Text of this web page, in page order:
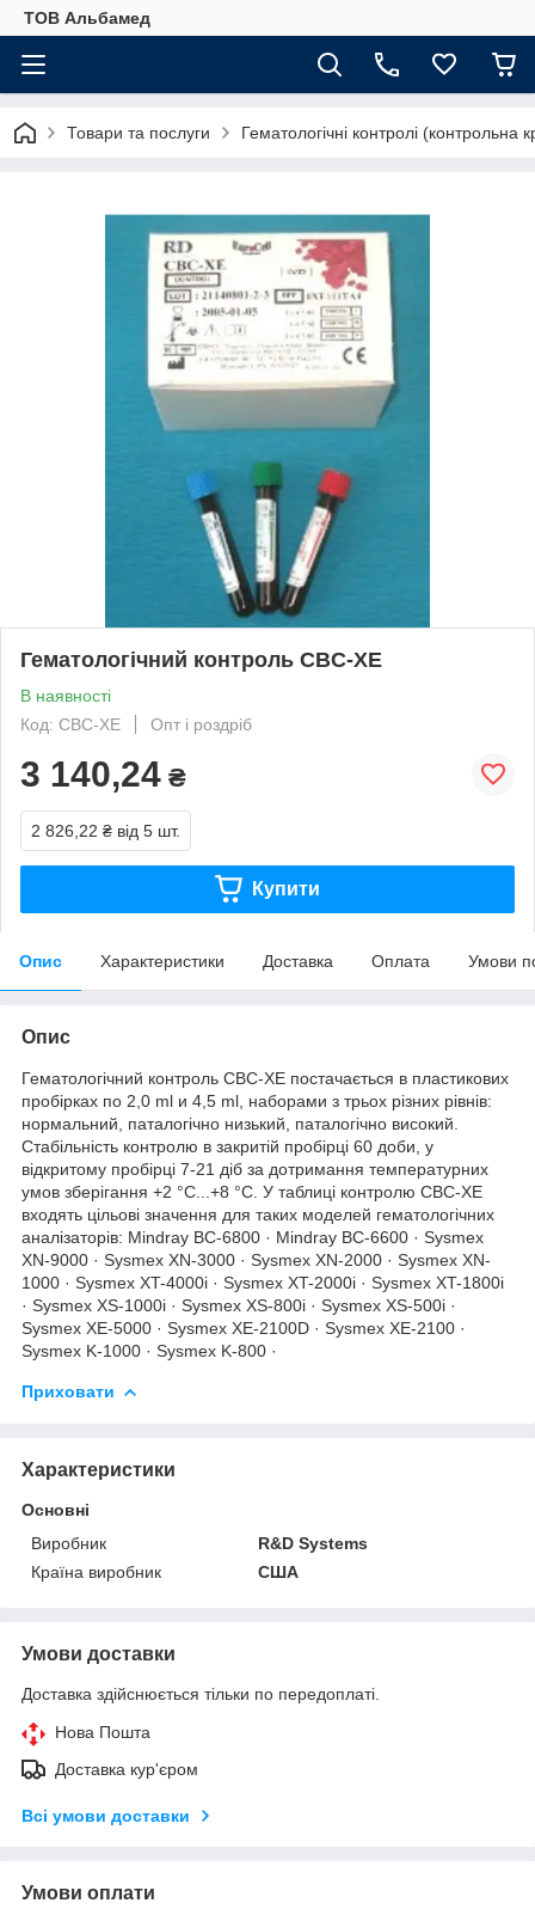
ТОВ Альбамед
Товари та послуги Гематологічні контролі
Гематологічний контроль CBC-XE
В наявності
Код: CBC-XE
Опт і роздріб
3 140,24 ₴
2 826,22 ₴ від 5 шт.
Купити
Опис Характеристики Доставка Оплата Умови
Опис
Гематологічний контроль CBC-XE постачається в пластикових
пробірках по 2,0 ml и 4,5 ml, наборами з трьох різних рівнів:
нормальний, паталогічно низький, паталогічно високий.
Стабільність контролю в закритій пробірці 60 доби, у
відкритому пробірці 7-21 діб за дотримання температурних
умов зберігання +2 °C...+8 °C. У таблиці контролю CBC-XE
входять цільові значення для таких моделей гематологічних
аналізаторів: Mindray BC-6800 · Mindray BC-6600 · Sysmex
XN-9000 · Sysmex XN-3000 · Sysmex XN-2000 · Sysmex XN-
1000 · Sysmex XT-4000i · Sysmex XT-2000i · Sysmex XT-1800i
· Sysmex XS-1000i · Sysmex XS-800i · Sysmex XS-500i ·
Sysmex XE-5000 · Sysmex XE-2100D · Sysmex XE-2100 ·
Sysmex K-1000 · Sysmex K-800 ·
Приховати
Характеристики
Основні
Виробник
R&D Systems
Країна виробник
США
Умови доставки
Доставка здійснюється тільки по передоплаті.
Нова Пошта
Доставка кур'єром
Всі умови доставки
Умови оплати